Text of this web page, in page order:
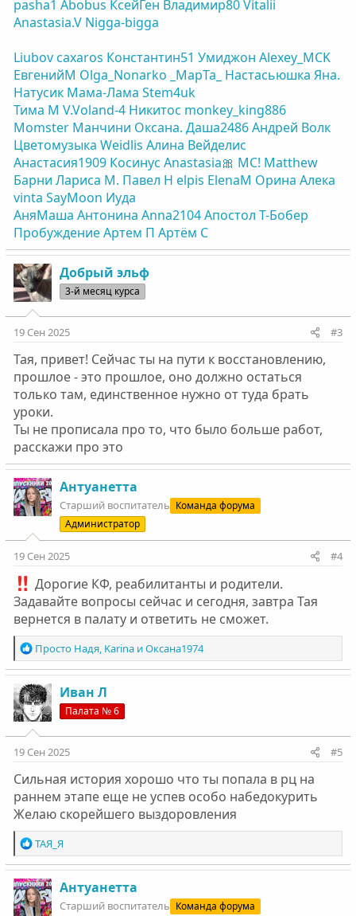
pasha1 Abobus КсейГен Владимир80Vitalii
Anastasia.V Nigga-bigga
Liubovcaxaros Константин51 Умиджон Alexey_MCK
ЕвгенийM Olga_Nonarko _MapTa_ Настасьюшка Яна.
Натусик Мама-Лама Stem4uk
Тима М V.Voland-4 Никитос monkey_king886
Momster Манчини Оксана. Даша2486Андрей Волк
Цветомузыка Weidlis Алина Вейделис
Анастасия1909 Косинус Anastasia🎀 МС! Matthew
Барни Лариса М. Павел Н elpis ElenaM Орина Алека
vinta SayMoon Иуда
АняМаша Антонина Anna2104Апостол Т-Бобер
ПробуждениеАртем П Артём С
Добрый эльф
3-й месяц курса
19 Сен 2025 #3
Тая, привет! Сейчас ты на пути к восстановлению,
прошлое - это прошлое, оно должно остаться
только там, единственное нужно от туда брать
уроки.
Ты не прописала про то, что было больше работ,
расскажи про это
Антуанетта
Старший воспитатель Команда форума
Администратор
19 Сен 2025 #4
Дорогие КФ, реабилитанты и родители.
Задавайте вопросы сейчас и сегодня, завтра Тая
вернется в палату и ответить не сможет.
Р
е
а
к
ц
и
и
:
Просто Надя, KarinаиОксана1974
Иван Л
Палата № 6
19 Сен 2025 #5
Сильная история хорошо что ты попала в рц на
раннем этапе еще не успев особо набедокурить
Желаю скорейшего выздоровления
Р
е
а
к
ц
ТАЯ_Я
Антуанетта
Старший воспитатель Команда форума